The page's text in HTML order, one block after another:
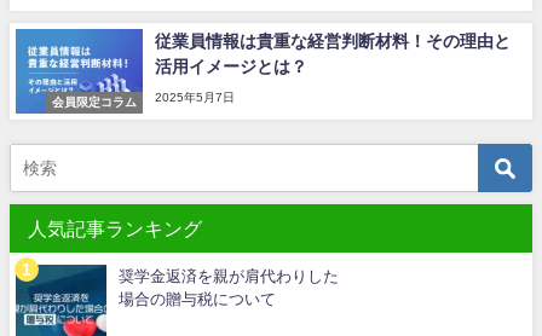
会員限定コラム
従業員情報は貴重な経営判断材料！その理由と
活用イメージとは？
2025年5月7日
人気記事ランキング
奨学金返済を親が肩代わりした
場合の贈与税について